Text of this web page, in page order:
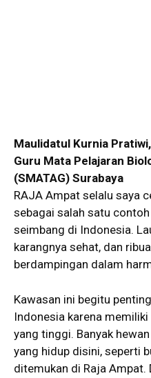
Maulidatul Kurnia
Guru Mata Pelajaran
(SMATAG) Surabaya
RAJA Ampat selalu saya
sebagai salah satu
seimbang di Indonesia.
karangnya sehat, dan
berdampingan dalam
Kawasan ini begitu
Indonesia karena
yang tinggi. Banyak
yang hidup disini, seperti
ditemukan di Raja Ampat.